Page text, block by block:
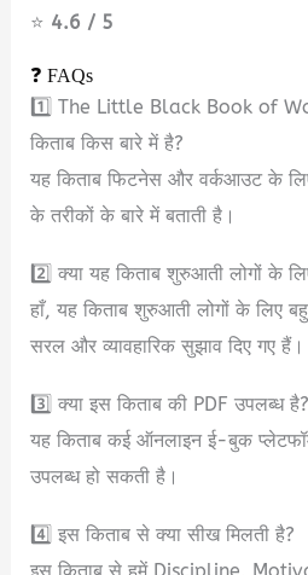
⭐ 4.6 / 5
❓ FAQs
1️⃣ The Little Black Book of
किताब किस बारे में है?
यह किताब फिटनेस और वर्कआउट के
के तरीकों के बारे में बताती है।
2️⃣ क्या यह किताब शुरुआती लोगों के
हाँ, यह किताब शुरुआती लोगों के लिए
सरल और व्यावहारिक सुझाव दिए गए हैं।
3️⃣ क्या इस किताब की PDF उपलब्ध है?
यह किताब कई ऑनलाइन ई-बुक
उपलब्ध हो सकती है।
4️⃣ इस किताब से क्या सीख मिलती है?